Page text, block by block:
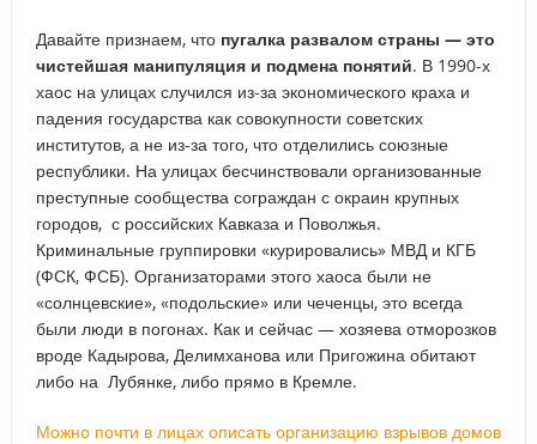
Давайте признаем, что пугалка развалом страны — это
чистейшая манипуляция и подмена понятий. В 1990-х
хаос на улицах случился из-за экономического краха и
падения государства как совокупности советских
институтов, а не из-за того, что отделились союзные
республики. На улицах бесчинствовали организованные
преступные сообщества сограждан с окраин крупных
городов, с российских Кавказа и Поволжья.
Криминальные группировки «курировались» МВД и КГБ
(ФСК, ФСБ). Организаторами этого хаоса были не
«солнцевские», «подольские» или чеченцы, это всегда
были люди в погонах. Как и сейчас — хозяева отморозков
вроде Кадырова, Делимханова или Пригожина обитают
либо на Лубянке, либо прямо в Кремле.
Можно почти в лицах описать организацию взрывов домов